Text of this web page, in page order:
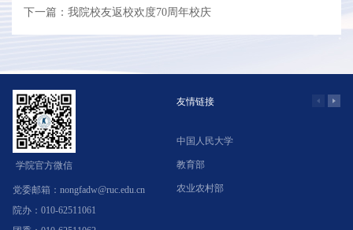
下一篇：我院校友返校欢度70周年校庆
学院官方微信
党委邮箱：nongfadw@ruc.edu.cn
院办：010-62511061
友情链接
中国人民大学
教育部
农业农村部